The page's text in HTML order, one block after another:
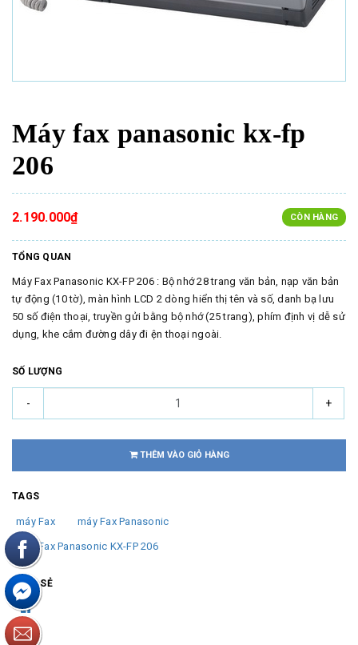
Máy fax panasonic kx-fp
206
2.190.000₫ CÒN HÀNG
TỔNG QUAN
Máy Fax Panasonic KX-FP 206 : Bộ nhớ 28 trang văn bản, nạp văn bản
tự động (10 tờ), màn hình LCD 2 dòng hiển thị tên và số, danh bạ lưu
50 số điện thoại, truyền gửi bằng bộ nhớ (25 trang), phím định vị dễ sử
dụng, khe cắm đường dây đi ện thoại ngoài.
SỐ LƯỢNG
- +
THÊM VÀO GIỎ HÀNG
TAGS
máy Fax máy Fax Panasonic
Máy Fax Panasonic KX-FP 206
CHIA SẺ